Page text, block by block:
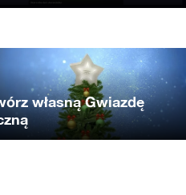
własną Gwiazdę